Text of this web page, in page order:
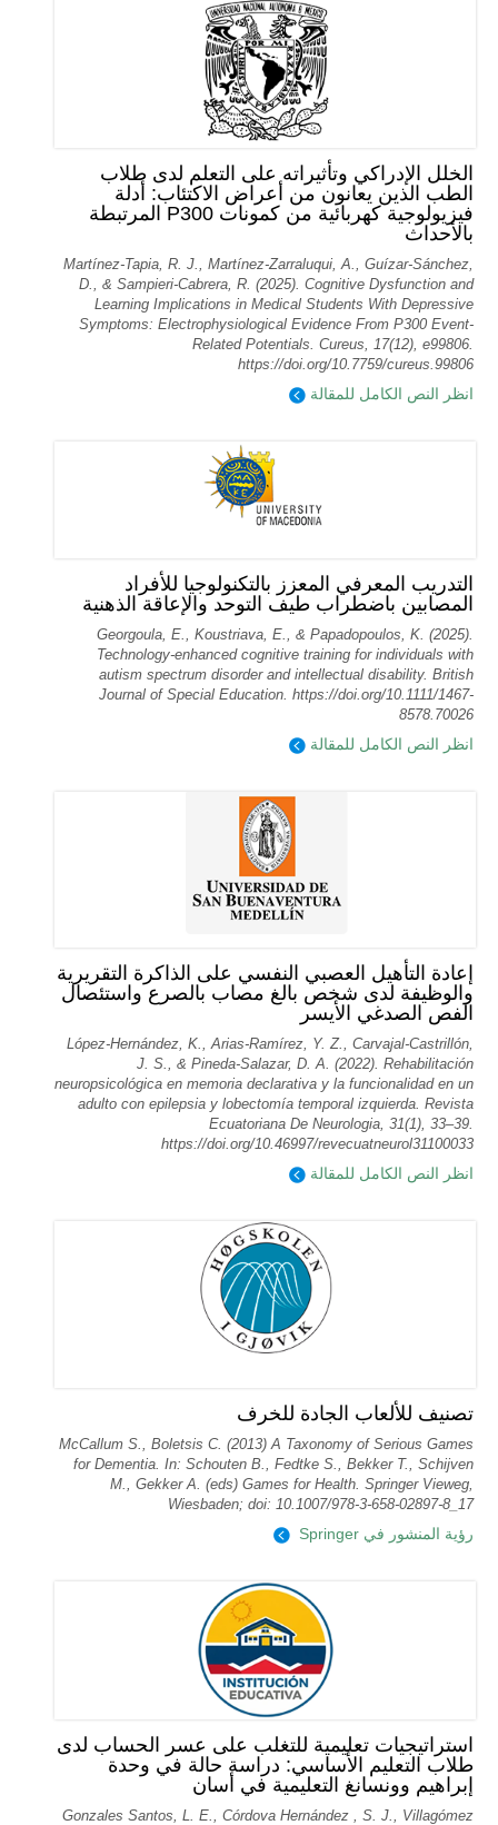
الخلل الإدراكي وتأثيراته على التعلم لدى طلاب
الطب الذين يعانون من أعراض الاكتئاب: أدلة
فيزيولوجية كهربائية من كمونات P300 المرتبطة
بالأحداث
Martínez-Tapia, R. J., Martínez-Zarraluqui, A., Guízar-Sánchez,
D., & Sampieri-Cabrera, R. (2025). Cognitive Dysfunction and
Learning Implications in Medical Students With Depressive
Symptoms: Electrophysiological Evidence From P300 Event-
Related Potentials. Cureus, 17(12), e99806.
https://doi.org/10.7759/cureus.99806
انظر النص الكامل للمقالة
التدريب المعرفي المعزز بالتكنولوجيا للأفراد
المصابين باضطراب طيف التوحد والإعاقة الذهنية
Georgoula, E., Koustriava, E., & Papadopoulos, K. (2025).
Technology‐enhanced cognitive training for individuals with
autism spectrum disorder and intellectual disability. British
Journal of Special Education. https://doi.org/10.1111/1467-
8578.70026
انظر النص الكامل للمقالة
إعادة التأهيل العصبي النفسي على الذاكرة التقريرية
والوظيفة لدى شخص بالغ مصاب بالصرع واستئصال
الفص الصدغي الأيسر
López-Hernández, K., Arias-Ramírez, Y. Z., Carvajal-Castrillón,
J. S., & Pineda-Salazar, D. A. (2022). Rehabilitación
neuropsicológica en memoria declarativa y la funcionalidad en un
adulto con epilepsia y lobectomía temporal izquierda. Revista
Ecuatoriana De Neurologia, 31(1), 33–39.
https://doi.org/10.46997/revecuatneurol31100033
انظر النص الكامل للمقالة
تصنيف للألعاب الجادة للخرف
McCallum S., Boletsis C. (2013) A Taxonomy of Serious Games
for Dementia. In: Schouten B., Fedtke S., Bekker T., Schijven
M., Gekker A. (eds) Games for Health. Springer Vieweg,
Wiesbaden; doi: 10.1007/978-3-658-02897-8_17
رؤية المنشور في Springer
استراتيجيات تعليمية للتغلب على عسر الحساب لدى
طلاب التعليم الأساسي: دراسة حالة في وحدة
إبراهيم وونسانغ التعليمية في أسان
Gonzales Santos, L. E., Córdova Hernández , S. J., Villagómez